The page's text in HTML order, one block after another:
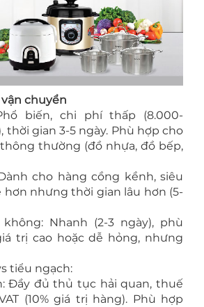
chuyển
biến, chi phí thấp (8.000-
thời gian 3-5 ngày. Phù hợp cho
thường (đồ nhựa, đồ bếp,
cho hàng cồng kềnh, siêu
hơn nhưng thời gian lâu hơn (5-
Nhanh (2-3 ngày), phù
trị cao hoặc dễ hỏng, nhưng
tiểu ngạch:
Đầy đủ thủ tục hải quan, thuế
(10% giá trị hàng). Phù hợp